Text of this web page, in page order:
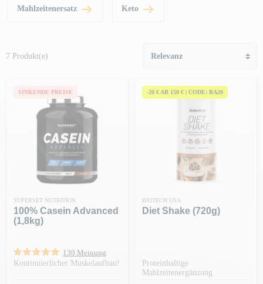
Mahlzeitenersatz Keto
7 Produkt(e)
SINKENDE PREISE
SUPERSET NUTRITION
100% Casein Advanced
(1,8kg)
130 Meinung
Kontinuierlicher Muskelaufbau!
-20 € AB 150 € | CODE: BA20
BIOTECH USA
Diet Shake (720g)
Proteinhaltige
Mahlzeitenergänzung